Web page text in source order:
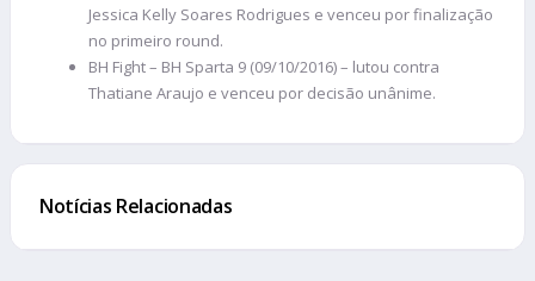
Jessica Kelly Soares Rodrigues e venceu por finalização
no primeiro round.
BH Fight – BH Sparta 9 (09/10/2016) – lutou contra
Thatiane Araujo e venceu por decisão unânime.
Notícias Relacionadas